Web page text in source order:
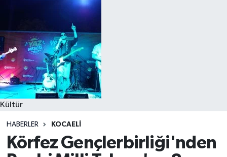
Kültür
HABERLER KOCAELI
Körfez Gençlerbirliği'nden